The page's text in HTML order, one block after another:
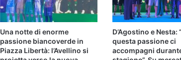
Una notte di enorme
passione biancoverde in
Piazza Libertà: l’Avellino si
D’Agostino e Nesta:
questa passione ci
accompagni